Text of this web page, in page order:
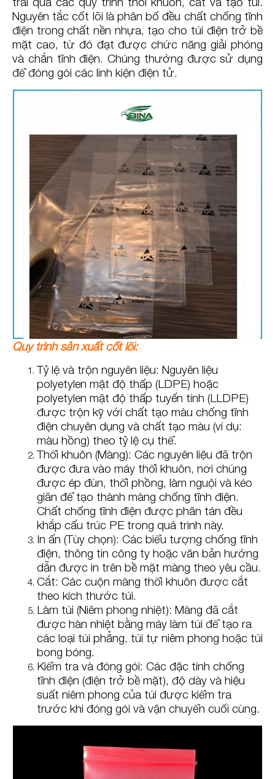
Nguyên tắc cốt lõi là phân bố đều chất chống tĩnh
điện trong chất nền nhựa, tạo cho túi điện trở bề
mặt cao, từ đó đạt được chức năng giải phóng
và chắn tĩnh điện. Chúng thường được sử dụng
để đóng gói các linh kiện điện tử.
Quy trình sản xuất cốt lõi:
Tỷ lệ và trộn nguyên liệu: Nguyên liệu
polyetylen mật độ thấp (LDPE) hoặc
polyetylen mật độ thấp tuyến tính (LLDPE)
được trộn kỹ với chất tạo màu chống tĩnh
điện chuyên dụng và chất tạo màu (ví dụ:
màu hồng) theo tỷ lệ cụ thể.
Thổi khuôn (Màng): Các nguyên liệu đã trộn
được đưa vào máy thổi khuôn, nơi chúng
được ép đùn, thổi phồng, làm nguội và kéo
giãn để tạo thành màng chống tĩnh điện.
Chất chống tĩnh điện được phân tán đều
khắp cấu trúc PE trong quá trình này.
In ấn (Tùy chọn): Các biểu tượng chống tĩnh
điện, thông tin công ty hoặc văn bản hướng
dẫn được in trên bề mặt màng theo yêu cầu.
Cắt: Các cuộn màng thổi khuôn được cắt
theo kích thước túi.
Làm túi (Niêm phong nhiệt): Màng đã cắt
được hàn nhiệt bằng máy làm túi để tạo ra
các loại túi phẳng, túi tự niêm phong hoặc túi
bong bóng.
Kiểm tra và đóng gói: Các đặc tính chống
tĩnh điện (điện trở bề mặt), độ dày và hiệu
suất niêm phong của túi được kiểm tra
trước khi đóng gói và vận chuyển cuối cùng.